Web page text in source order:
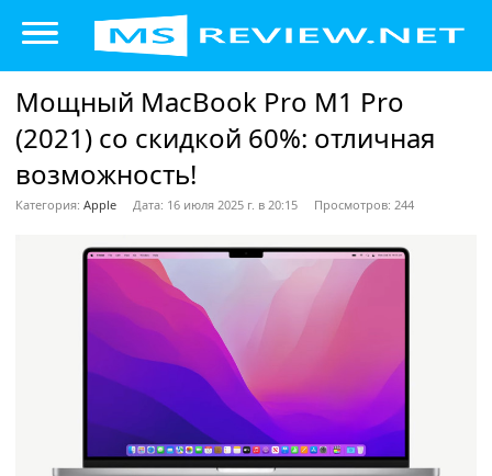
Мощный MacBook Pro M1 Pro
(2021) со скидкой 60%: отличная
возможность!
Категория: Apple Дата: 16 июля 2025 г. в 20:15 Просмотров: 244